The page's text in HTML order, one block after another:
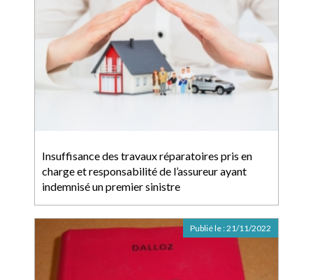
Insuffisance des travaux réparatoires pris en
charge et responsabilité de l’assureur ayant
indemnisé un premier sinistre
Publié le :21/11/2022